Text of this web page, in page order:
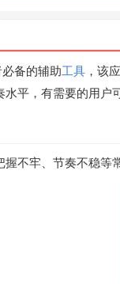
必备的辅助工具 ，该
平，有需要的用户
不牢、节奏不稳